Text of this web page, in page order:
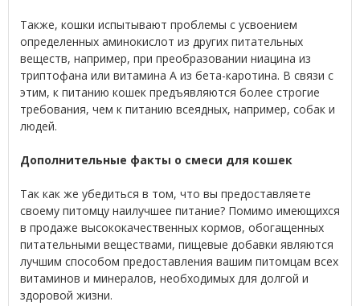
Также, кошки испытывают проблемы с усвоением
определенных аминокислот из других питательных
веществ, например, при преобразовании ниацина из
триптофана или витамина А из бета-каротина. В связи с
этим, к питанию кошек предъявляются более строгие
требования, чем к питанию всеядных, например, собак и
людей.
Дополнительные факты о смеси для кошек
Так как же убедиться в том, что вы предоставляете
своему питомцу наилучшее питание? Помимо имеющихся
в продаже высококачественных кормов, обогащенных
питательными веществами, пищевые добавки являются
лучшим способом предоставления вашим питомцам всех
витаминов и минералов, необходимых для долгой и
здоровой жизни.